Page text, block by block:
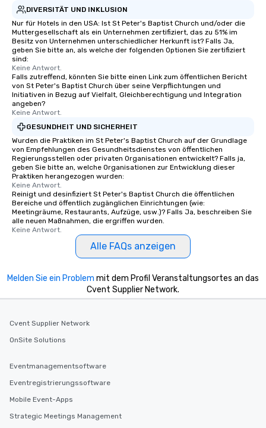
DIVERSITÄT UND INKLUSION
Nur für Hotels in den USA: Ist St Peter's Baptist Church und/oder die
Muttergesellschaft als ein Unternehmen zertifiziert, das zu 51% im
Besitz von Unternehmen unterschiedlicher Herkunft ist? Falls Ja,
geben Sie bitte an, als welche der folgenden Optionen Sie zertifiziert
sind:
Keine Antwort.
Falls zutreffend, könnten Sie bitte einen Link zum öffentlichen Bericht
von St Peter's Baptist Church über seine Verpflichtungen und
Initiativen in Bezug auf Vielfalt, Gleichberechtigung und Integration
angeben?
Keine Antwort.
GESUNDHEIT UND SICHERHEIT
Wurden die Praktiken im St Peter's Baptist Church auf der Grundlage
von Empfehlungen des Gesundheitsdienstes von öffentlichen
Regierungsstellen oder privaten Organisationen entwickelt? Falls ja,
geben Sie bitte an, welche Organisationen zur Entwicklung dieser
Praktiken herangezogen wurden:
Keine Antwort.
Reinigt und desinfiziert St Peter's Baptist Church die öffentlichen
Bereiche und öffentlich zugänglichen Einrichtungen (wie:
Meetingräume, Restaurants, Aufzüge, usw.)? Falls Ja, beschreiben Sie
alle neuen Maßnahmen, die ergriffen wurden.
Keine Antwort.
Alle FAQs anzeigen
Melden Sie ein Problem mit dem Profil Veranstaltungsortes an das
Cvent Supplier Network.
Cvent Supplier Network
OnSite Solutions
Eventmanagementsoftware
Eventregistrierungssoftware
Mobile Event-Apps
Strategic Meetings Management